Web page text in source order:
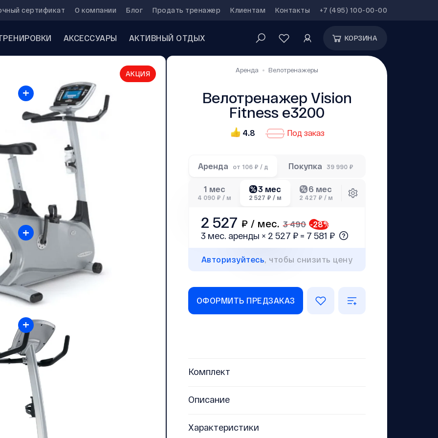
сертификат О компании Блог Продать тренажер Клиентам Контакты +7 (495) 100-00-00
АКСЕССУАРЫ АКТИВНЫЙ ОТДЫХ КОРЗИНА
АКЦИЯ
+
+
+
Аренда Велотренажеры
Велотренажер Vision
Fitness e3200
4.8 Под заказ
Аренда от 106 ₽ / д Покупка 39 990 ₽
1 мес
4 090 ₽ / м
3 мес
2 527 ₽ / м
6 мес
2 427 ₽ / м
2 527 ₽ / мес. 3 490 -28%
3 мес. аренды × 2 527 ₽ = 7 581 ₽
Авторизуйтесь, чтобы снизить цену
ОФОРМИТЬ ПРЕДЗАКАЗ
Комплект
Описание
Характеристики